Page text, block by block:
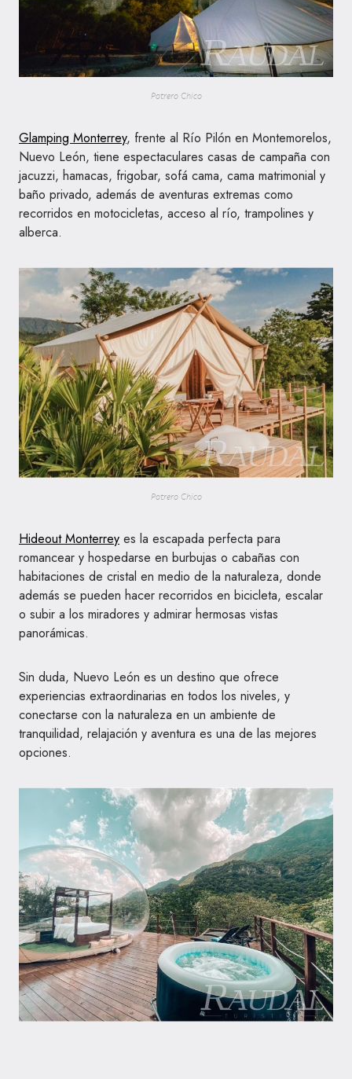
Potrero Chico
Glamping Monterrey, frente al Río Pilón en Montemorelos,
Nuevo León, tiene espectaculares casas de campaña con
jacuzzi, hamacas, frigobar, sofá cama, cama matrimonial y
baño privado, además de aventuras extremas como
recorridos en motocicletas, acceso al río, trampolines y
alberca.
Potrero Chico
Hideout Monterrey es la escapada perfecta para
romancear y hospedarse en burbujas o cabañas con
habitaciones de cristal en medio de la naturaleza, donde
además se pueden hacer recorridos en bicicleta, escalar
o subir a los miradores y admirar hermosas vistas
panorámicas.
Sin duda, Nuevo León es un destino que ofrece
experiencias extraordinarias en todos los niveles, y
conectarse con la naturaleza en un ambiente de
tranquilidad, relajación y aventura es una de las mejores
opciones.